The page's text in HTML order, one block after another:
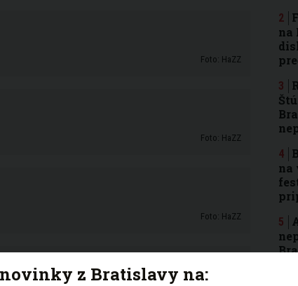
Foto: HaZZ
Foto: HaZZ
Foto: HaZZ
na
na
z Bratislavy na: